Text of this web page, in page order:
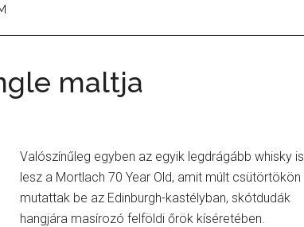
maltja
Valószínűleg egyben az egyik legdrágább whisky is
lesz a Mortlach 70 Year Old, amit múlt csütörtökön
mutattak be az Edinburgh-kastélyban, skótdudák
hangjára masírozó felföldi őrök kíséretében.